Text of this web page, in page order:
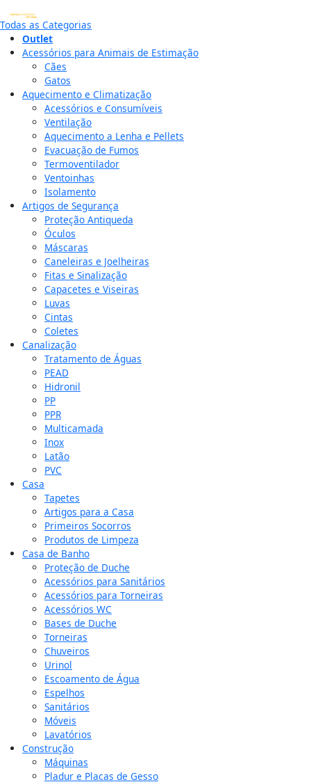
Todas as Categorias
Outlet
Acessórios para Animais de Estimação
Cães
Gatos
Aquecimento e Climatização
Acessórios e Consumíveis
Ventilação
Aquecimento a Lenha e Pellets
Evacuação de Fumos
Termoventilador
Ventoinhas
Isolamento
Artigos de Segurança
Proteção Antiqueda
Óculos
Máscaras
Caneleiras e Joelheiras
Fitas e Sinalização
Capacetes e Viseiras
Luvas
Cintas
Coletes
Canalização
Tratamento de Águas
PEAD
Hidronil
PP
PPR
Multicamada
Inox
Latão
PVC
Casa
Tapetes
Artigos para a Casa
Primeiros Socorros
Produtos de Limpeza
Casa de Banho
Proteção de Duche
Acessórios para Sanitários
Acessórios para Torneiras
Acessórios WC
Bases de Duche
Torneiras
Chuveiros
Urinol
Escoamento de Água
Espelhos
Sanitários
Móveis
Lavatórios
Construção
Máquinas
Pladur e Placas de Gesso